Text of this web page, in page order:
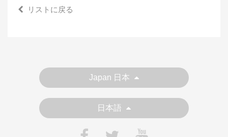
リストに戻る
Japan 日本
日本語